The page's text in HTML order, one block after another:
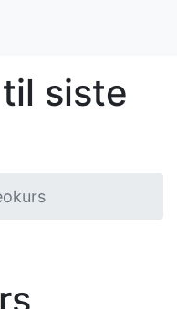
siste